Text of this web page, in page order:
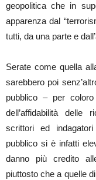
geopolitica che in
apparenza dal
tutti, da una parte e
Serate come quella
sarebbero poi
pubblico – per
dell’affidabilità delle
scrittori ed
pubblico si è infatti
danno più credito
piuttosto che a quelle